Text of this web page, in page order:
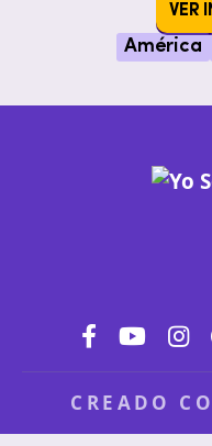
VER
América
CREADO